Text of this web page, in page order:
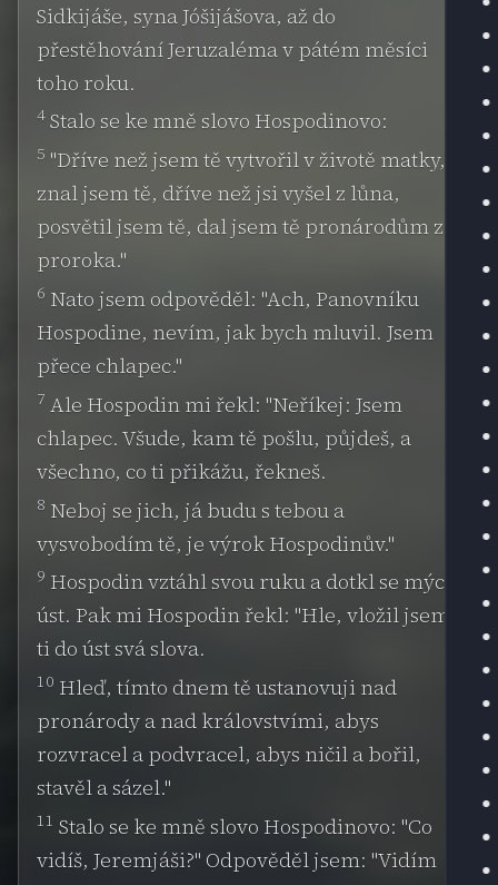
Sidkijáše, syna Jóšijášova, až do
přestěhování Jeruzaléma v pátém měsíci
toho roku.
4 Stalo se ke mně slovo Hospodinovo:
5 "Dříve než jsem tě vytvořil v životě matky,
znal jsem tě, dříve než jsi vyšel z lůna,
posvětil jsem tě, dal jsem tě pronárodům za
proroka."
6 Nato jsem odpověděl: "Ach, Panovníku
Hospodine, nevím, jak bych mluvil. Jsem
přece chlapec."
7 Ale Hospodin mi řekl: "Neříkej: Jsem
chlapec. Všude, kam tě pošlu, půjdeš, a
všechno, co ti přikážu, řekneš.
8 Neboj se jich, já budu s tebou a
vysvobodím tě, je výrok Hospodinův."
9 Hospodin vztáhl svou ruku a dotkl se mých
úst. Pak mi Hospodin řekl: "Hle, vložil jsem
ti do úst svá slova.
10 Hleď, tímto dnem tě ustanovuji nad
pronárody a nad královstvími, abys
rozvracel a podvracel, abys ničil a bořil,
stavěl a sázel."
11 Stalo se ke mně slovo Hospodinovo: "Co
vidíš, Jeremjáši?" Odpověděl jsem: "Vidím